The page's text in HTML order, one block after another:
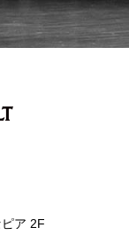
ア 2F